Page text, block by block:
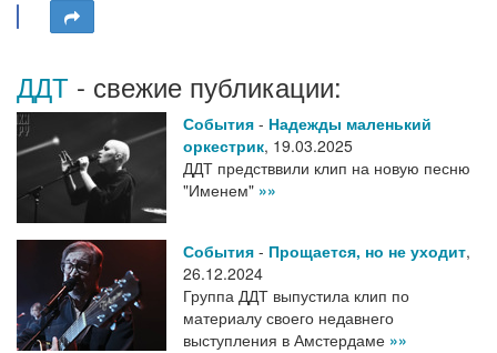
ДДТ - свежие публикации:
События - Надежды маленький
оркестрик, 19.03.2025
ДДТ предстввили клип на новую песню
"Именем" »»
События - Прощается, но не уходит,
26.12.2024
Группа ДДТ выпустила клип по
материалу своего недавнего
выступления в Амстердаме »»